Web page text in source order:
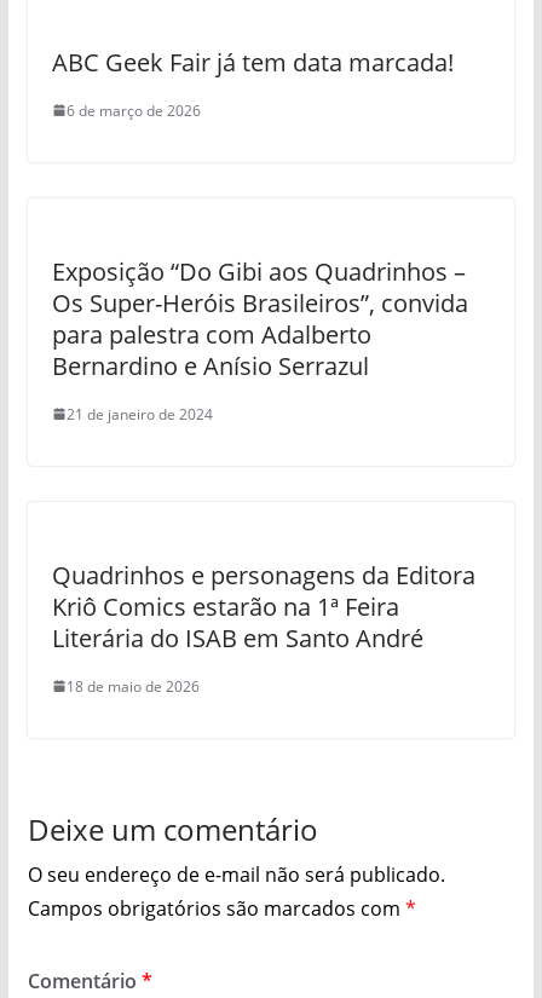
ABC Geek Fair já tem data marcada!
6 de março de 2026
Exposição “Do Gibi aos Quadrinhos –
Os Super-Heróis Brasileiros”, convida
para palestra com Adalberto
Bernardino e Anísio Serrazul
21 de janeiro de 2024
Quadrinhos e personagens da Editora
Kriô Comics estarão na 1ª Feira
Literária do ISAB em Santo André
18 de maio de 2026
Deixe um comentário
O seu endereço de e-mail não será publicado.
Campos obrigatórios são marcados com *
Comentário *